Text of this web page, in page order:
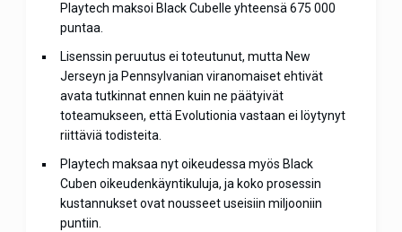
Playtech maksoi Black Cubelle yhteensä 675 000
puntaa.
Lisenssin peruutus ei toteutunut, mutta New
Jerseyn ja Pennsylvanian viranomaiset ehtivät
avata tutkinnat ennen kuin ne päätyivät
toteamukseen, että Evolutionia vastaan ei löytynyt
riittäviä todisteita.
Playtech maksaa nyt oikeudessa myös Black
Cuben oikeudenkäyntikuluja, ja koko prosessin
kustannukset ovat nousseet useisiin miljooniin
puntiin.